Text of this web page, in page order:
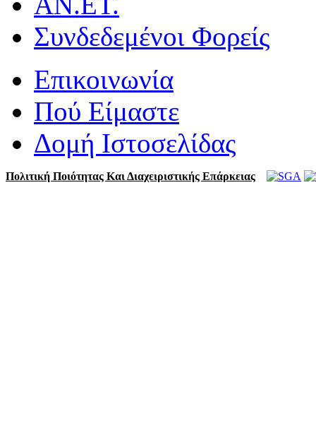
Συνδεδεμένοι Φορείς
Επικοινωνία
Πού Είμαστε
Δομή Ιστοσελίδας
Πολιτική Ποιότητας Και Διαχειριστικής Επάρκειας